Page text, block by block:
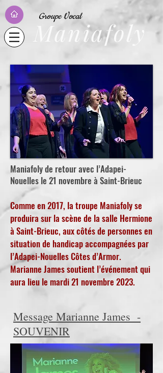
Maniafoly
Groupe Vocal
Maniafoly de retour avec l’Adapei-
Nouelles le 21 novembre à Saint-Brieuc
Comme en 2017, la troupe Maniafoly se
produira sur la scène de la salle Hermione
à Saint-Brieuc, aux côtés de personnes en
situation de handicap accompagnées par
l’Adapei-Nouelles Côtes d’Armor.
Marianne James soutient l’événement qui
aura lieu le mardi 21 novembre 2023.
Message Marianne James -
SOUVENIR